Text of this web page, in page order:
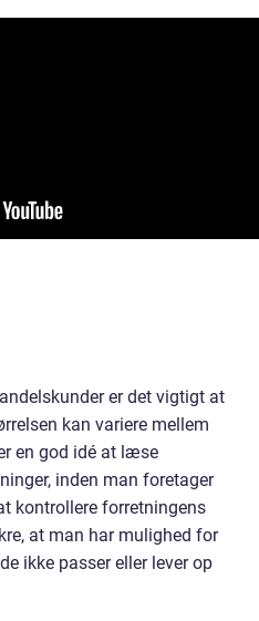
er det vigtigt at
kan variere mellem
en god idé at læse
inden man foretager
kontrollere forretningens
at man har mulighed for
ikke passer eller lever op